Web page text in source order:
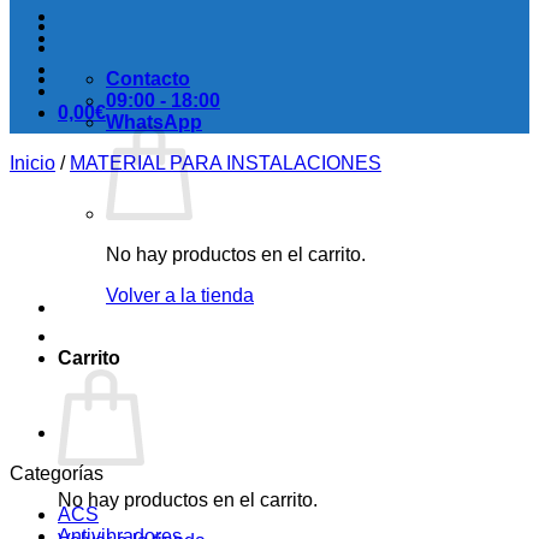
0,00€
No hay productos en el carrito.
Volver a la tienda
Carrito
No hay productos en el carrito.
Contacto
09:00 - 18:00
WhatsApp
Inicio / MATERIAL PARA INSTALACIONES
Categorías
ACS